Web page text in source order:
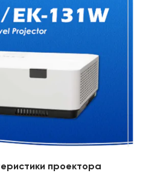
проектора